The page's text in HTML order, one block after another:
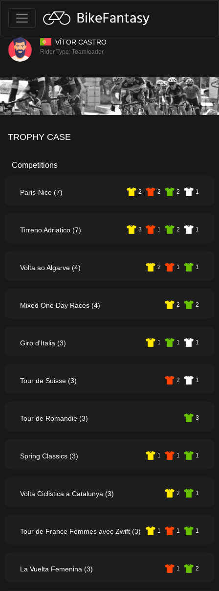
VÍTOR CASTRO
Rider Type: Teamleader
TROPHY CASE
Competitions
Paris-Nice (7) 2 2 2 1
Tirreno Adriatico (7) 3 1 2 1
Volta ao Algarve (4) 2 1 1
Mixed One Day Races (4) 2 2
Giro d'Italia (3) 1 1 1
Tour de Suisse (3) 2 1
Tour de Romandie (3) 3
Spring Classics (3) 1 1 1
Volta Ciclistica a Catalunya (3) 2 1
Tour de France Femmes avec Zwift (3) 1 1 1
La Vuelta Femenina (3) 1 2